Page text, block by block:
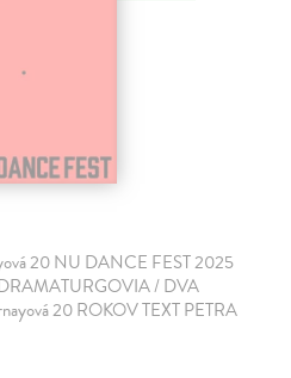
20 NU DANCE FEST 2025
DRAMATURGOVIA / DVA
20 ROKOV TEXT PETRA